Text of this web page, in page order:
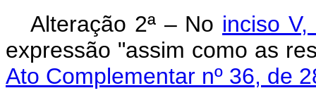
Alteração 2ª – No inciso
expressão "assim como as
Ato Complementar nº 36, de